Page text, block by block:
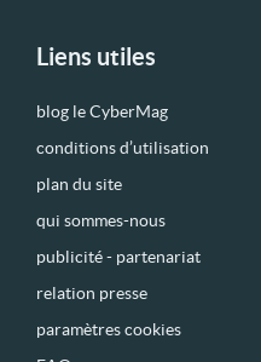
Liens utiles
blog le CyberMag
conditions d’utilisation
plan du site
qui sommes-nous
publicité - partenariat
relation presse
paramètres cookies